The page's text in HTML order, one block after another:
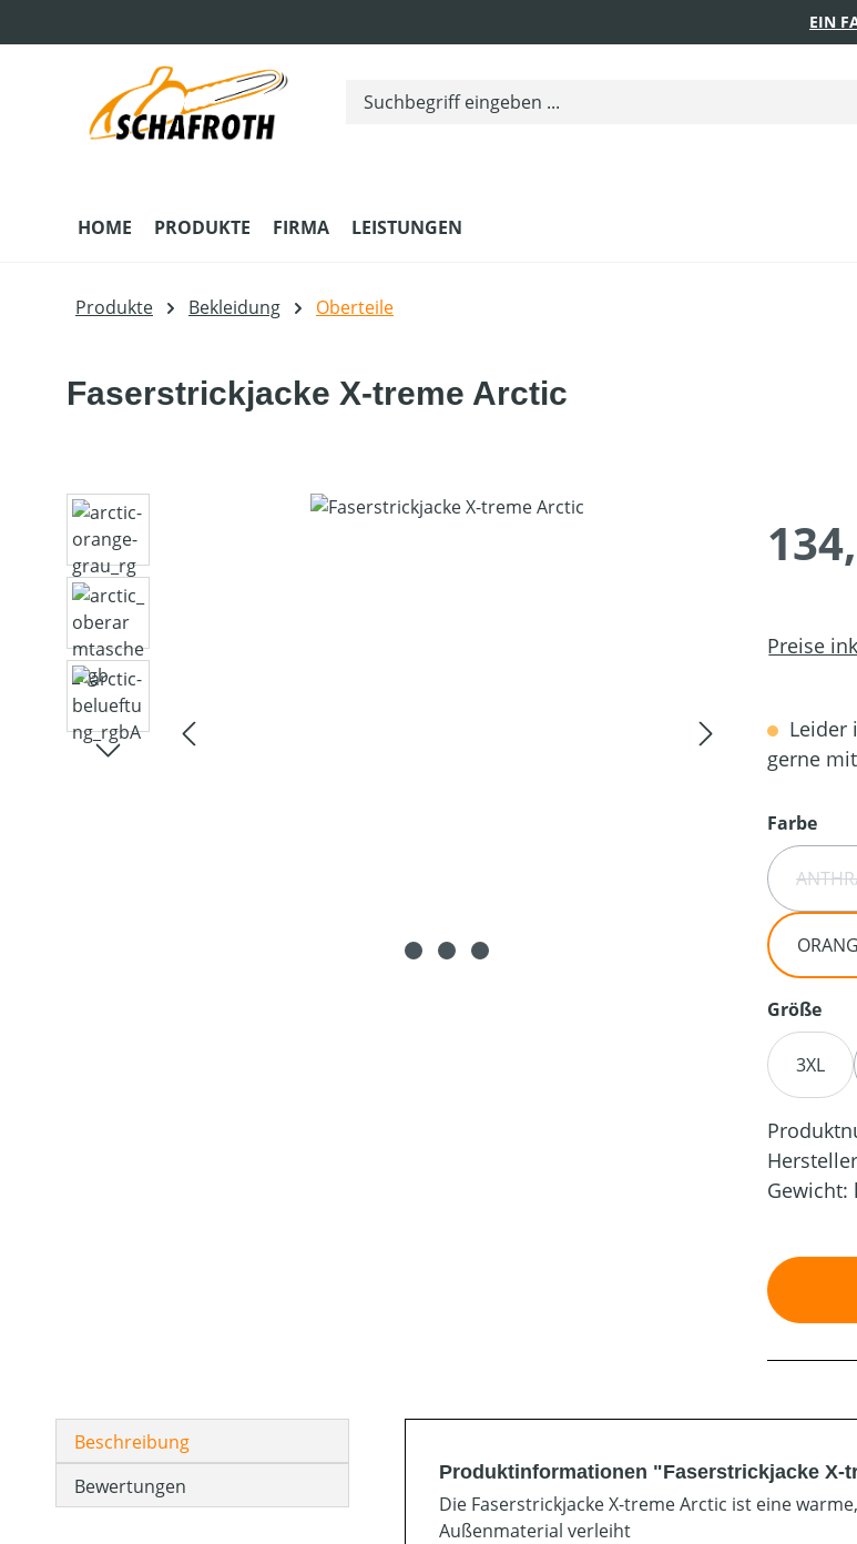
EIN
HOME PRODUKTE FIRMA LEISTUNGEN
Produkte Bekleidung Oberteile
Faserstrickjacke X-treme Arctic
Bildergalerie überspringen
Preise
Leider
gerne
Farbe
Größe
3XL
Gewicht:
Beschreibung
Bewertungen
Produktinformationen "Faserstrickjacke X-
Die Faserstrickjacke X-treme Arctic ist eine
Außenmaterial verleiht